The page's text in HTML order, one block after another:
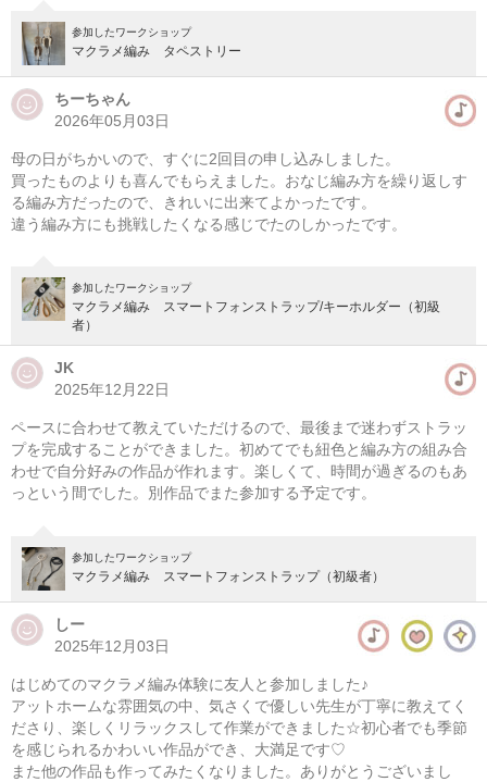
マクラメ編み スマートフォンストラップ/フラワー
08/08(土) 12:00-16:00
東京 学芸大学駅徒歩14分
東京 学芸大学駅徒歩14分
他日程あり
参加したワークショップ
マクラメ編み タペストリー
ちーちゃん
2026年05月03日
母の日がちかいので、すぐに2回目の申し込みしました。
買ったものよりも喜んでもらえました。おなじ編み方を繰り返しす
る編み方だったので、きれいに出来てよかったです。
違う編み方にも挑戦したくなる感じでたのしかったです。
参加したワークショップ
マクラメ編み スマートフォンストラップ/キーホルダー（初級
者）
JK
2025年12月22日
ペースに合わせて教えていただけるので、最後まで迷わずストラッ
プを完成することができました。初めてでも紐色と編み方の組み合
わせで自分好みの作品が作れます。楽しくて、時間が過ぎるのもあ
っという間でした。別作品でまた参加する予定です。
参加したワークショップ
マクラメ編み スマートフォンストラップ（初級者）
しー
2025年12月03日
はじめてのマクラメ編み体験に友人と参加しました♪
アットホームな雰囲気の中、気さくで優しい先生が丁寧に教えてく
ださり、楽しくリラックスして作業ができました☆初心者でも季節
を感じられるかわいい作品ができ、大満足です♡
また他の作品も作ってみたくなりました。ありがとうございまし